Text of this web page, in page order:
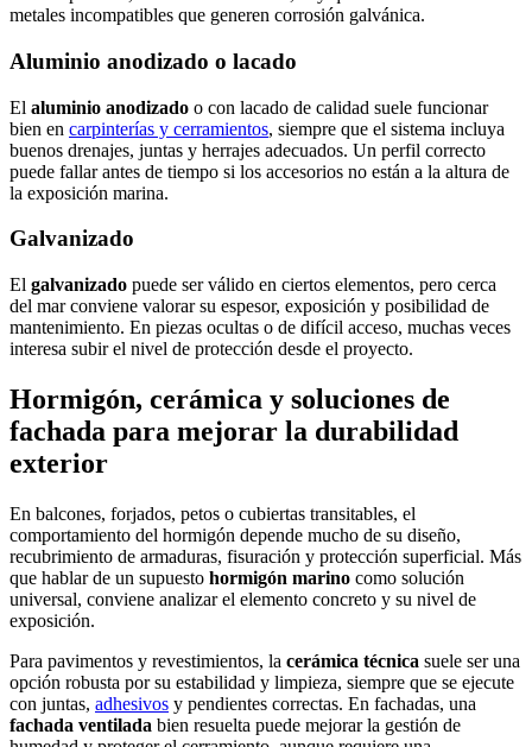
metales incompatibles que generen corrosión galvánica.
Aluminio anodizado o lacado
El aluminio anodizado o con lacado de calidad suele funcionar
bien en carpinterías y cerramientos, siempre que el sistema incluya
buenos drenajes, juntas y herrajes adecuados. Un perfil correcto
puede fallar antes de tiempo si los accesorios no están a la altura de
la exposición marina.
Galvanizado
El galvanizado puede ser válido en ciertos elementos, pero cerca
del mar conviene valorar su espesor, exposición y posibilidad de
mantenimiento. En piezas ocultas o de difícil acceso, muchas veces
interesa subir el nivel de protección desde el proyecto.
Hormigón, cerámica y soluciones de
fachada para mejorar la durabilidad
exterior
En balcones, forjados, petos o cubiertas transitables, el
comportamiento del hormigón depende mucho de su diseño,
recubrimiento de armaduras, fisuración y protección superficial. Más
que hablar de un supuesto hormigón marino como solución
universal, conviene analizar el elemento concreto y su nivel de
exposición.
Para pavimentos y revestimientos, la cerámica técnica suele ser una
opción robusta por su estabilidad y limpieza, siempre que se ejecute
con juntas, adhesivos y pendientes correctas. En fachadas, una
fachada ventilada bien resuelta puede mejorar la gestión de